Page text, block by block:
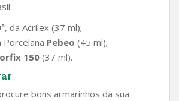
, da Acrilex (37 ml);
Porcelana Pebeo (45 ml);
150(37 ml).
bons armarinhos da sua